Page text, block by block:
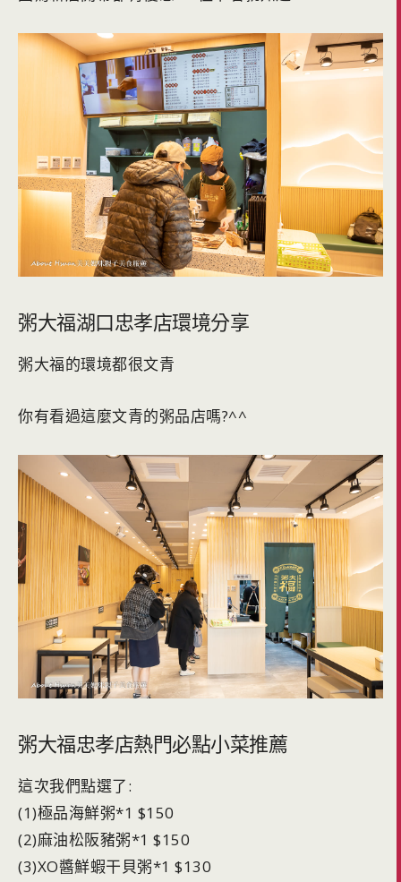
粥大福湖口忠孝店環境分享
粥大福的環境都很文青
你有看過這麼文青的粥品店嗎?^^
粥大福忠孝店熱門必點小菜推薦
這次我們點選了:
(1)極品海鮮粥*1 $150
(2)麻油松阪豬粥*1 $150
(3)XO醬鮮蝦干貝粥*1 $130